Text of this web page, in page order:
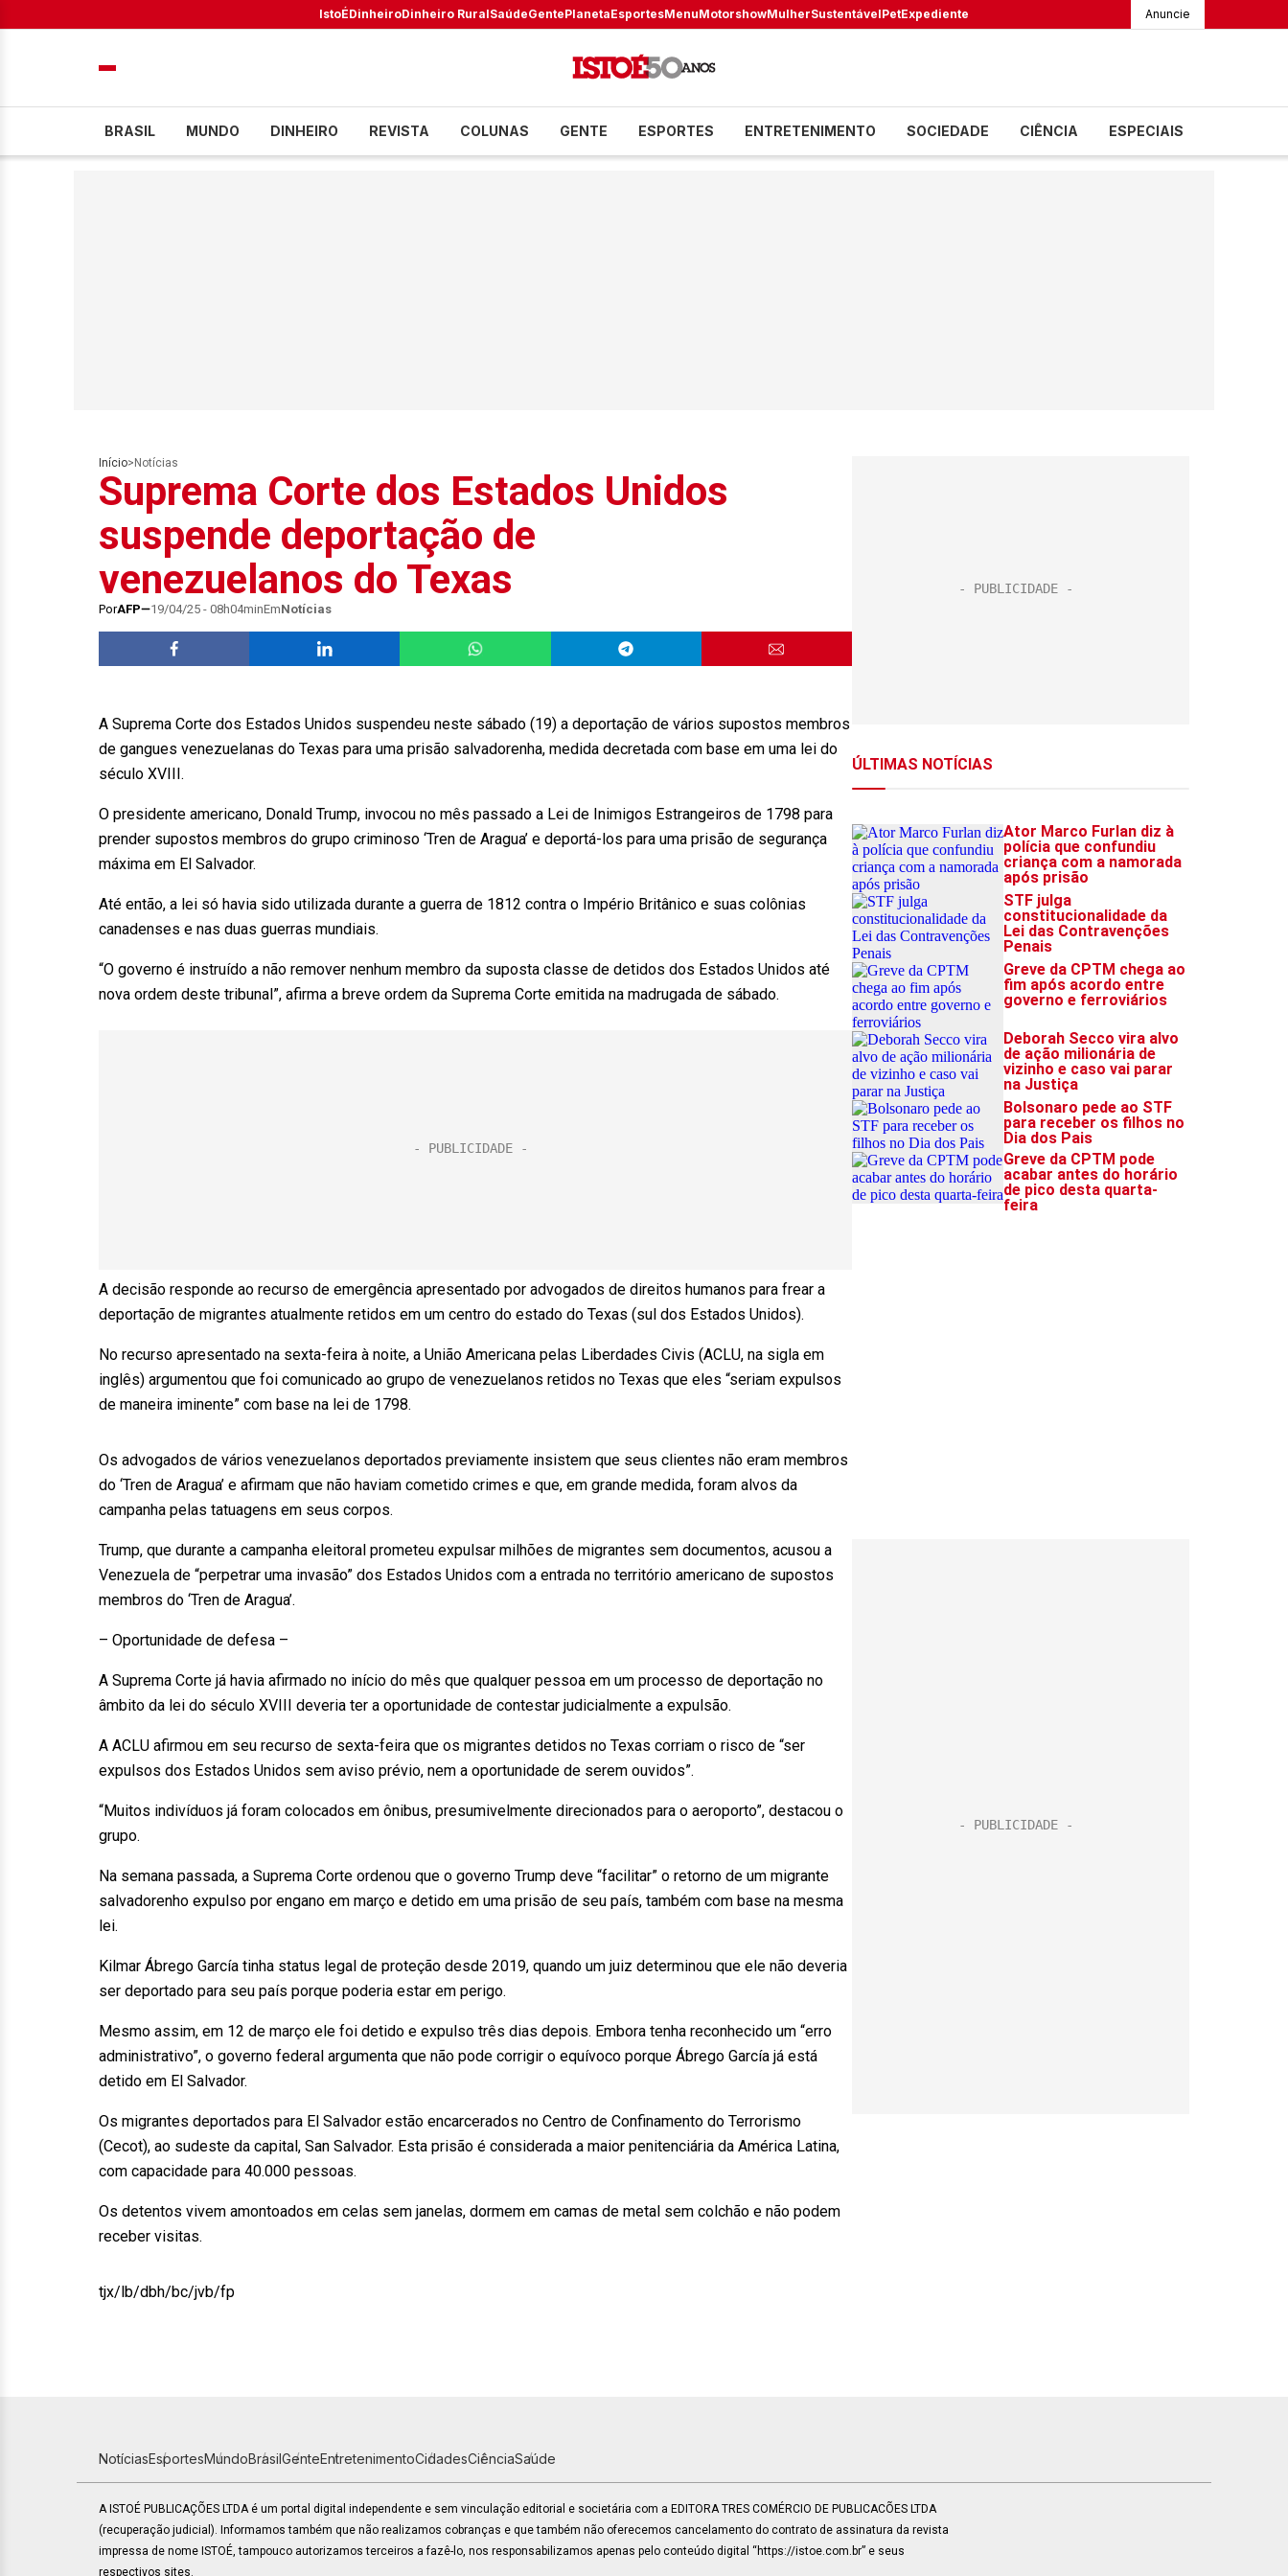
IstoÉDinheiroDinheiro RuralSaúdeGentePlanetaEsportesMenuMotorshowMulherSustentávelPetExpediente Anuncie
BRASIL MUNDO DINHEIRO REVISTA COLUNAS GENTE ESPORTES ENTRETENIMENTO SOCIEDADE CIÊNCIA ESPECIAIS
Início> Notícias
Suprema Corte dos Estados Unidos
suspende deportação de
venezuelanos do Texas
PorAFP 19/04/25 - 08h04minEmNotícias
A Suprema Corte dos Estados Unidos suspendeu neste sábado (19) a deportação de vários supostos membros
de gangues venezuelanas do Texas para uma prisão salvadorenha, medida decretada com base em uma lei do
século XVIII.
O presidente americano, Donald Trump, invocou no mês passado a Lei de Inimigos Estrangeiros de 1798 para
prender supostos membros do grupo criminoso ‘Tren de Aragua’ e deportá-los para uma prisão de segurança
máxima em El Salvador.
Até então, a lei só havia sido utilizada durante a guerra de 1812 contra o Império Britânico e suas colônias
canadenses e nas duas guerras mundiais.
“O governo é instruído a não remover nenhum membro da suposta classe de detidos dos Estados Unidos até
nova ordem deste tribunal”, afirma a breve ordem da Suprema Corte emitida na madrugada de sábado.
A decisão responde ao recurso de emergência apresentado por advogados de direitos humanos para frear a
deportação de migrantes atualmente retidos em um centro do estado do Texas (sul dos Estados Unidos).
No recurso apresentado na sexta-feira à noite, a União Americana pelas Liberdades Civis (ACLU, na sigla em
inglês) argumentou que foi comunicado ao grupo de venezuelanos retidos no Texas que eles “seriam expulsos
de maneira iminente” com base na lei de 1798.
Os advogados de vários venezuelanos deportados previamente insistem que seus clientes não eram membros
do ‘Tren de Aragua’ e afirmam que não haviam cometido crimes e que, em grande medida, foram alvos da
campanha pelas tatuagens em seus corpos.
Trump, que durante a campanha eleitoral prometeu expulsar milhões de migrantes sem documentos, acusou a
Venezuela de “perpetrar uma invasão” dos Estados Unidos com a entrada no território americano de supostos
membros do ‘Tren de Aragua’.
– Oportunidade de defesa –
A Suprema Corte já havia afirmado no início do mês que qualquer pessoa em um processo de deportação no
âmbito da lei do século XVIII deveria ter a oportunidade de contestar judicialmente a expulsão.
A ACLU afirmou em seu recurso de sexta-feira que os migrantes detidos no Texas corriam o risco de “ser
expulsos dos Estados Unidos sem aviso prévio, nem a oportunidade de serem ouvidos”.
“Muitos indivíduos já foram colocados em ônibus, presumivelmente direcionados para o aeroporto”, destacou o
grupo.
Na semana passada, a Suprema Corte ordenou que o governo Trump deve “facilitar” o retorno de um migrante
salvadorenho expulso por engano em março e detido em uma prisão de seu país, também com base na mesma
lei.
Kilmar Ábrego García tinha status legal de proteção desde 2019, quando um juiz determinou que ele não deveria
ser deportado para seu país porque poderia estar em perigo.
Mesmo assim, em 12 de março ele foi detido e expulso três dias depois. Embora tenha reconhecido um “erro
administrativo”, o governo federal argumenta que não pode corrigir o equívoco porque Ábrego García já está
detido em El Salvador.
Os migrantes deportados para El Salvador estão encarcerados no Centro de Confinamento do Terrorismo
(Cecot), ao sudeste da capital, San Salvador. Esta prisão é considerada a maior penitenciária da América Latina,
com capacidade para 40.000 pessoas.
Os detentos vivem amontoados em celas sem janelas, dormem em camas de metal sem colchão e não podem
receber visitas.
tjx/lb/dbh/bc/jvb/fp
NotíciasEsportesMundoBrasilGenteEntretenimentoCidadesCiênciaSaúde
A ISTOÉ PUBLICAÇÕES LTDA é um portal digital independente e sem vinculação editorial e societária com a EDITORA TRES COMÉRCIO DE PUBLICACÕES LTDA
(recuperação judicial). Informamos também que não realizamos cobranças e que também não oferecemos cancelamento do contrato de assinatura da revista
impressa de nome ISTOÉ, tampouco autorizamos terceiros a fazê-lo, nos responsabilizamos apenas pelo conteúdo digital “https://istoe.com.br” e seus
respectivos sites.